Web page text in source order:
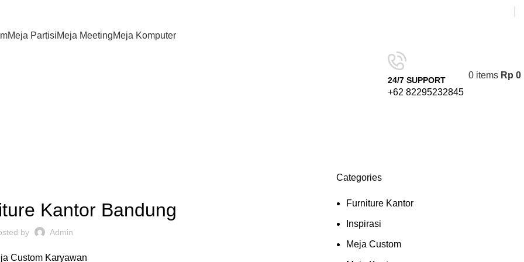
Meja PartisiMeja MeetingMeja Komputer
24/7 SUPPORT
+62 82295232845
0 items Rp 0
Kantor Bandung
by Admin
Categories
Furniture Kantor
Inspirasi
Meja Custom